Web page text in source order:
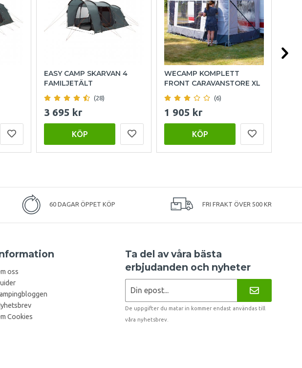
EASY CAMP SKARVAN 4
FAMILJETÄLT
(28)
3 695 kr
KÖP
WECAMP KOMPLETT
FRONT CARAVANSTORE XL
(6)
1 905 kr
KÖP
60 DAGAR ÖPPET KÖP FRI FRAKT ÖVER 500 KR
oss
Cookies
Ta del av våra bästa
erbjudanden och nyheter
De uppgifter du matar in kommer endast användas till
våra nyhetsbrev.